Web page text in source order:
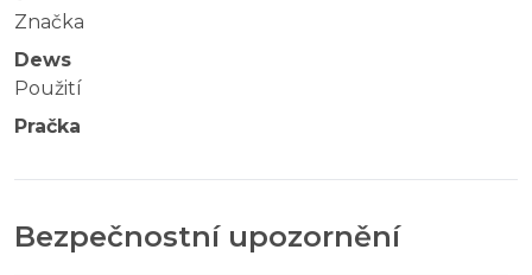
Značka
Dews
Použití
Pračka
Bezpečnostní upozornění